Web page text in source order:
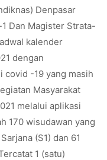
Denpasar
Dan Magister Strata-
kalender
dengan
covid -19 yang masih
Masyarakat
melalui aplikasi
170 wisudawan yang
(S1) dan 61
1 (satu)